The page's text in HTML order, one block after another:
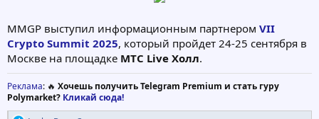
MMGP выступил информационным партнером VII
Crypto Summit 2025, который пройдет 24-25 сентября в
Москве на площадке МТС Live Холл.
Реклама: 🔥 Хочешь получить Telegram Premium и стать гуру
Polymarket? Кликай сюда!